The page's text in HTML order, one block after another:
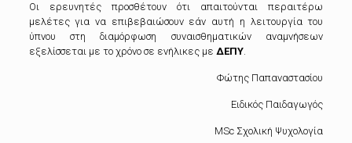
Οι ερευνητές προσθέτουν ότι απαιτούνται περαιτέρω
μελέτες για να επιβεβαιώσουν εάν αυτή η λειτουργία του
ύπνου στη διαμόρφωση συναισθηματικών αναμνήσεων
εξελίσσεται με το χρόνο σε ενήλικες με ΔΕΠΥ.
Φώτης Παπαναστασίου
Ειδικός Παιδαγωγός
MSc Σχολική Ψυχολογία